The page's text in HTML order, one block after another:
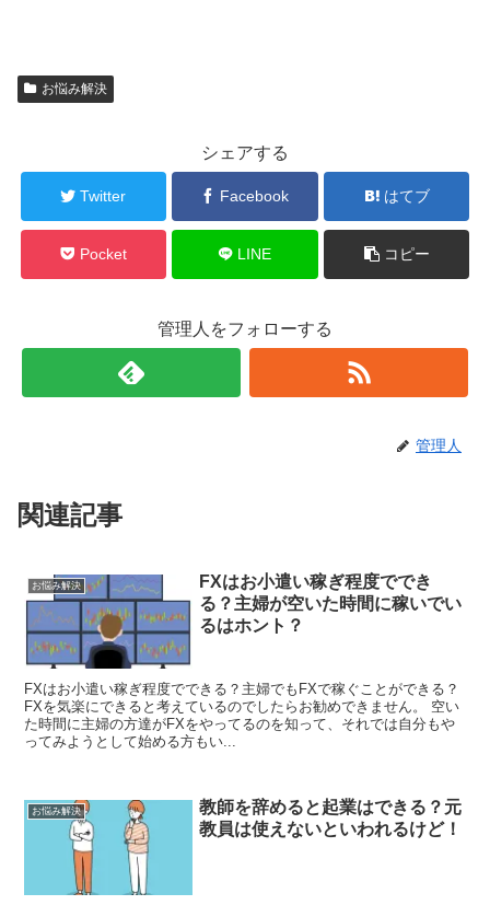
お悩み解決
シェアする
Twitter Facebook はてブ
Pocket LINE コピー
管理人をフォローする
管理人
関連記事
お悩み解決
FXはお小遣い稼ぎ程度ででき
る？主婦が空いた時間に稼いでい
るはホント？
FXはお小遣い稼ぎ程度でできる？主婦でもFXで稼ぐことができる？
FXを気楽にできると考えているのでしたらお勧めできません。 空い
た時間に主婦の方達がFXをやってるのを知って、それでは自分もや
ってみようとして始める方もい...
お悩み解決
教師を辞めると起業はできる？元
教員は使えないといわれるけど！